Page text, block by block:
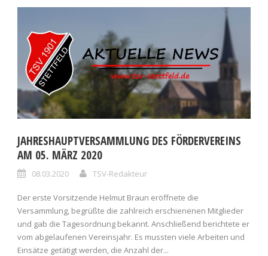
JAHRESHAUPTVERSAMMLUNG DES FÖRDERVEREINS
AM 05. MÄRZ 2020
08.03.2020 TSV-Redakteur
Der erste Vorsitzende Helmut Braun eröffnete die
Versammlung, begrüßte die zahlreich erschienenen Mitglieder
und gab die Tagesordnung bekannt. Anschließend berichtete er
vom abgelaufenen Vereinsjahr. Es mussten viele Arbeiten und
Einsätze getätigt werden, die Anzahl der...